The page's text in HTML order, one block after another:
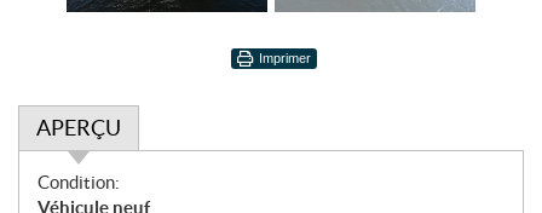
Imprimer
APERÇU
A
Condition:
Véhicule neuf